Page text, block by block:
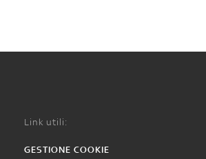
Link utili:
GESTIONE COOKIE